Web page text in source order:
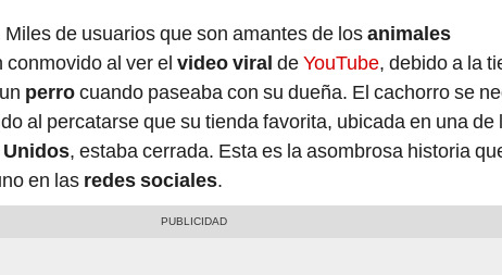
de usuarios que son amantes de losanimales
al ver el video viral deYouTube, debido a la
perrocuando paseaba con su dueña. El cachorro se
al percatarse que su tienda favorita, ubicada en una de
, estaba cerrada. Esta es la asombrosa historia
en las redes sociales.